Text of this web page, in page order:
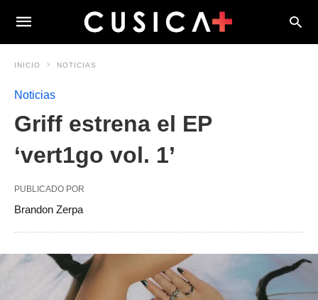
INICIO NOTICIAS
Noticias
Griff estrena el EP
‘vert1go vol. 1’
PUBLICADO POR
Brandon Zerpa